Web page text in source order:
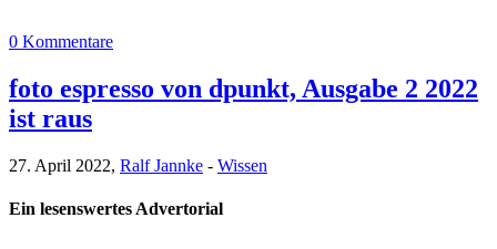
0 Kommentare
foto espresso von dpunkt, Ausgabe 2 2022
ist raus
27. April 2022, Ralf Jannke - Wissen
Ein lesenswertes Advertorial